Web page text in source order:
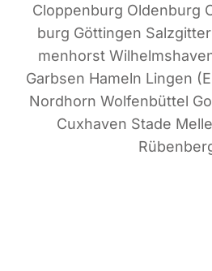
Clop­pen­burg Olden­burg
burg Göt­tin­gen
men­horst
Garb­sen Hameln Lin­gen
Nord­horn Wol­fen­büt­tel
Cux­ha­ven Sta­de